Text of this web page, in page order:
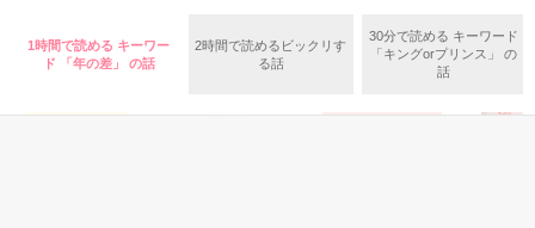
ふんわりとした淡いピンクの髪に澄んだ水色の瞳
透き通るほど白い肌と華奢の手足
鍛錬後の業務中に遭遇、彼はあの近衛騎士団長だと判明した。
1時間で読める キーワー
ド 「年の差」 の話
2時間で読めるビックリす
る話
30分で読める キーワード
「キングorプリンス」 の
話